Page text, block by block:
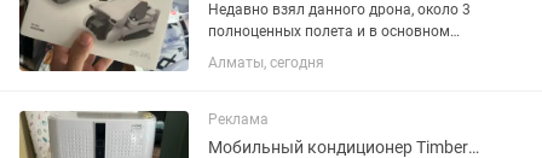
Недавно взял данного дрона, около 3
полноценных полета и в основном
около 10-15 взлет/посадка. В
комплектации: сумка, зарядник, одна
все за 309 000 сделаю...
Алматы, сегодня
Реклама
Мобильный кондиционер Timberk T-PAC12-P11E-WF, 12 000 BTU, Wi-Fi